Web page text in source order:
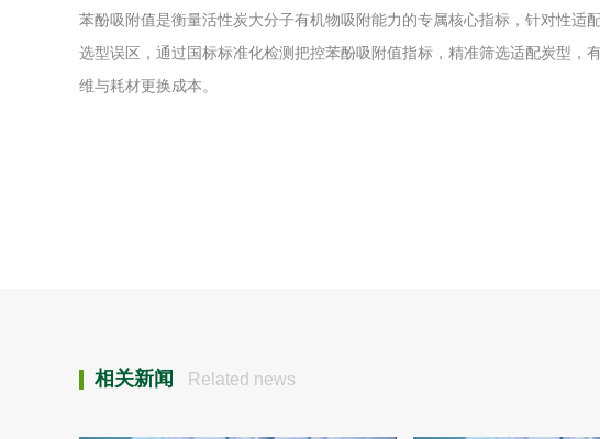
苯酚吸附值是衡量活性炭大分子有机物吸附能力的专属核心指标，针对性适
选型误区，通过国标标准化检测把控苯酚吸附值指标，精准筛选适配炭型，
维与耗材更换成本。
相关新闻 Related news